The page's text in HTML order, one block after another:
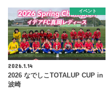
イベント
2026.1.14
2026 なでしこTOTALUP CUP in
波崎